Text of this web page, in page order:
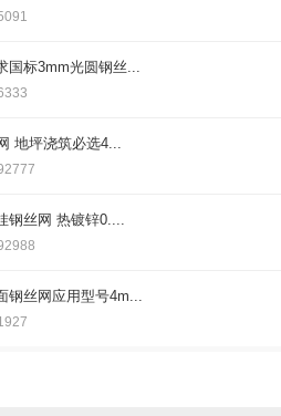
国标3mm光圆钢丝...
地坪浇筑必选4...
钢丝网 热镀锌0....
丝网应用型号4m...